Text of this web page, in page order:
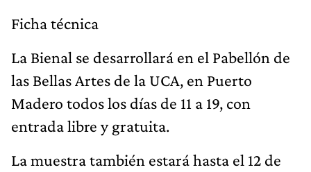
Ficha técnica
La Bienal se desarrollará en el Pabellón de
las Bellas Artes de la UCA, en Puerto
Madero todos los días de 11 a 19, con
entrada libre y gratuita.
La muestra también estará hasta el 12 de